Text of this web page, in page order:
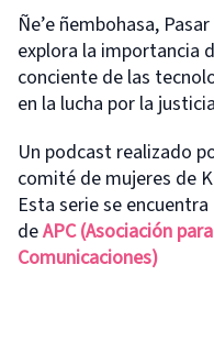
Ñe’e ñembohasa,
explora la importancia
conciente de las
en la lucha por la
Un podcast realizado
comité de mujeres de
Esta serie se
deAPC (Asociación
Comunicaciones)